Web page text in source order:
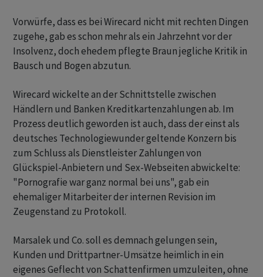
Vorwürfe, dass es bei Wirecard nicht mit rechten Dingen
zugehe, gab es schon mehr als ein Jahrzehnt vor der
Insolvenz, doch ehedem pflegte Braun jegliche Kritik in
Bausch und Bogen abzutun.
Wirecard wickelte an der Schnittstelle zwischen
Händlern und Banken Kreditkartenzahlungen ab. Im
Prozess deutlich geworden ist auch, dass der einst als
deutsches Technologiewunder geltende Konzern bis
zum Schluss als Dienstleister Zahlungen von
Glückspiel-Anbietern und Sex-Webseiten abwickelte:
"Pornografie war ganz normal bei uns", gab ein
ehemaliger Mitarbeiter der internen Revision im
Zeugenstand zu Protokoll.
Marsalek und Co. soll es demnach gelungen sein,
Kunden und Drittpartner-Umsätze heimlich in ein
eigenes Geflecht von Schattenfirmen umzuleiten, ohne